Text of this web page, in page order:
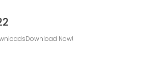
Now!